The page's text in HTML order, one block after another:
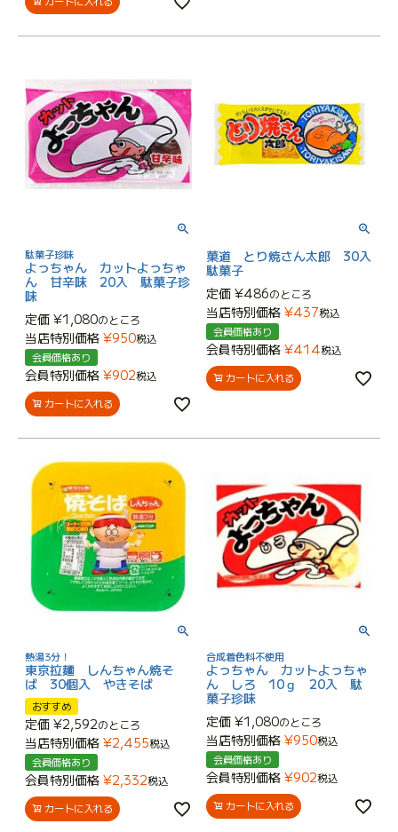
駄菓子珍味
よっちゃん カットよっちゃ
ん 甘辛味 20入 駄菓子珍
味
定価 ¥1,080のところ
当店特別価格 ¥950税込
会員価格あり
会員特別価格 ¥902税込
カートに入れる
菓道 とり焼さん太郎 30入
駄菓子
定価 ¥486のところ
当店特別価格 ¥437税込
会員価格あり
会員特別価格 ¥414税込
カートに入れる
熱湯3分！
東京拉麺 しんちゃん焼そ
ば 30個入 やきそば
おすすめ
定価 ¥2,592のところ
当店特別価格 ¥2,455税込
会員価格あり
会員特別価格 ¥2,332税込
カートに入れる
合成着色料不使用
よっちゃん カットよっちゃ
ん しろ 10ｇ 20入 駄
菓子珍味
定価 ¥1,080のところ
当店特別価格 ¥950税込
会員価格あり
会員特別価格 ¥902税込
カートに入れる